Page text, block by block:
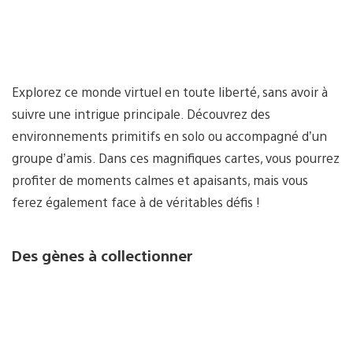
Explorez ce monde virtuel en toute liberté, sans avoir à
suivre une intrigue principale. Découvrez des
environnements primitifs en solo ou accompagné d’un
groupe d’amis. Dans ces magnifiques cartes, vous pourrez
profiter de moments calmes et apaisants, mais vous
ferez également face à de véritables défis !
Des gènes à collectionner